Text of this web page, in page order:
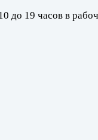
до 19 часов в